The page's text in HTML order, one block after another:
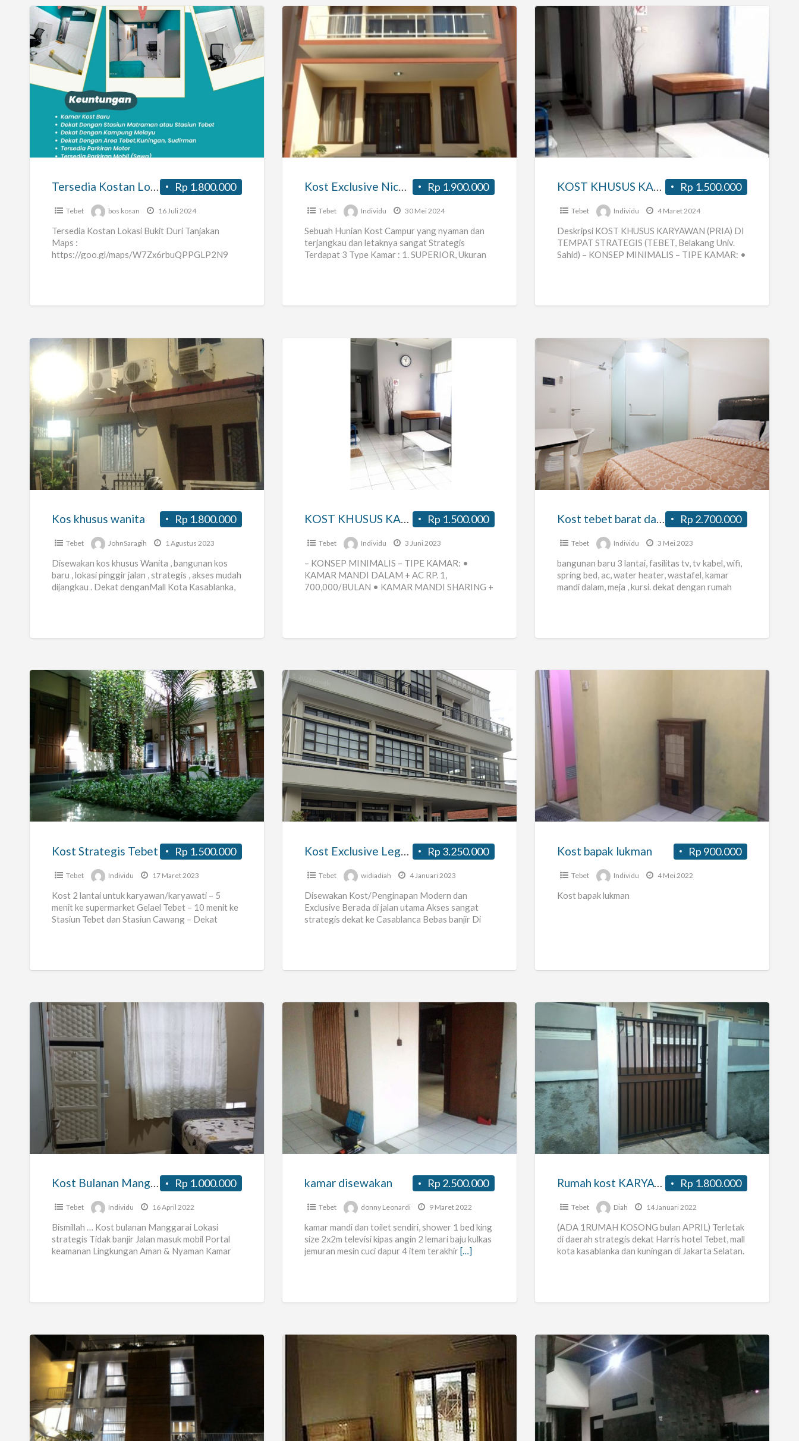
Tersedia
Kostan
Lokasi
Rp 1.800.000
Tersedia Kostan Lokasi Bukit Duri Tanjakan
Tebet bos kosan 16 Juli 2024
Tersedia Kostan Lokasi Bukit Duri Tanjakan
Maps :
https://goo.gl/maps/W7Zx6rbuQPPGLP2N9
Kost
Exclusive
Nice
Stay
Campur
Jakarta
Selatan
Rp 1.900.000
Kost Exclusive Nice Stay Tebet Kost Campur Jakarta Selatan
Tebet Individu 30 Mei 2024
Sebuah Hunian Kost Campur yang nyaman dan
terjangkau dan letaknya sangat Strategis
Terdapat 3 Type Kamar : 1. SUPERIOR, Ukuran
KOST
KHUSUS
KARYAWAN
(PRIA)
STRATEGIS
(TEBET,
Belakang
Sahid)
Rp 1.500.000
KOST KHUSUS KARYAWAN (PRIA) DI TEMPAT STRATEGIS (TEBET, Belakang Univ. Sahid)
Tebet Individu 4 Maret 2024
Deskripsi KOST KHUSUS KARYAWAN (PRIA) DI
TEMPAT STRATEGIS (TEBET, Belakang Univ.
Sahid) – KONSEP MINIMALIS – TIPE KAMAR: •
Kos
khusus
wanita
Rp 1.800.000
Kos khusus wanita
Tebet JohnSaragih 1 Agustus 2023
Disewakan kos khusus Wanita , bangunan kos
baru , lokasi pinggir jalan , strategis , akses mudah
dijangkau . Dekat denganMall Kota Kasablanka,
STRATEGIS
(TEBET)
BELAKANG
UNIVERSITAS
SAHID
Rp 1.500.000
KOST KHUSUS KARYAWAN (PRIA) DI TEMPAT STRATEGIS (TEBET) BELAKANG UNIVERSITAS SAHID
Tebet Individu 3 Juni 2023
– KONSEP MINIMALIS – TIPE KAMAR: •
KAMAR MANDI DALAM + AC RP. 1,
700,000/BULAN • KAMAR MANDI SHARING +
Kost
tebet
barat
dalam
hotel
Rp 2.700.000
Kost tebet barat dalam eksklusif seperti hotel
Tebet Individu 3 Mei 2023
bangunan baru 3 lantai, fasilitas tv, tv kabel, wifi,
spring bed, ac, water heater, wastafel, kamar
mandi dalam, meja , kursi. dekat dengan rumah
Kost
Strategis
Tebet
Rp 1.500.000
Kost Strategis Tebet
Tebet Individu 17 Maret 2023
Kost 2 lantai untuk karyawan/karyawati – 5
menit ke supermarket Gelael Tebet – 10 menit ke
Stasiun Tebet dan Stasiun Cawang – Dekat
Kost
Exclusive
Lege
House
Bangunan
Modern
Rp 3.250.000
Tebet widiadiah 4 Januari 2023
Disewakan Kost/Penginapan Modern dan
Exclusive Berada di jalan utama Akses sangat
strategis dekat ke Casablanca Bebas banjir Di
Kost
bapak
lukman
Rp 900.000
Kost bapak lukman
Tebet Individu 4 Mei 2022
Kost bapak lukman
Kost
Bulanan
Manggarai
JakSel
Rp 1.000.000
Kost Bulanan Manggarai JakSel
Tebet Individu 16 April 2022
Bismillah … Kost bulanan Manggarai Lokasi
strategis Tidak banjir Jalan masuk mobil Portal
keamanan Lingkungan Aman & Nyaman Kamar
disewakan
Rp 2.500.000
kamar disewakan
Tebet donny Leonardi 9 Maret 2022
kamar mandi dan toilet sendiri, shower 1 bed king
size 2x2m televisi kipas angin 2 lemari baju kulkas
jemuran mesin cuci dapur 4 item terakhir […]
Rumah
kost
KARYAWAN/
KARYAWATI
Tebet
Rp 1.800.000
Rumah kost KARYAWAN/ KARYAWATI DI Jl. keselamatan 18, Tebet
Tebet Diah 14 Januari 2022
(ADA 1RUMAH KOSONG bulan APRIL) Terletak
di daerah strategis dekat Harris hotel Tebet, mall
kota kasablanka dan kuningan di Jakarta Selatan.
Kost
Kost
kos